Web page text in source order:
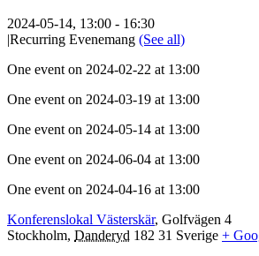
2024-05-14, 13:00 - 16:30
|Recurring Evenemang (See all)
One event on 2024-02-22 at 13:00
One event on 2024-03-19 at 13:00
One event on 2024-05-14 at 13:00
One event on 2024-06-04 at 13:00
One event on 2024-04-16 at 13:00
Konferenslokal Västerskär, Golfvägen 4
Stockholm, Danderyd 182 31 Sverige +